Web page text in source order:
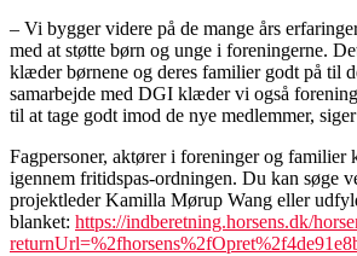
– Vi bygger videre på de mange års
med at støtte børn og unge i foreningerne.
klæder børnene og deres familier godt på til
samarbejde med DGI klæder vi også
til at tage godt imod de nye medlemmer,
Fagpersoner, aktører i foreninger og familier
igennem fritidspas-ordningen. Du kan søge
projektleder Kamilla Mørup Wang eller
blanket: https://indberetning.horsens.dk/